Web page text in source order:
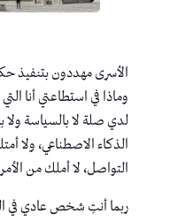
الأسرى مهددون بتنفيذ
وماذا في استطاعتي أنا
لدي صلة لا بالسياسة ولا
الذكاء الاصطناعي، ولا
التواصل، لا أملك من
ربما أنتِ شخص عادي في